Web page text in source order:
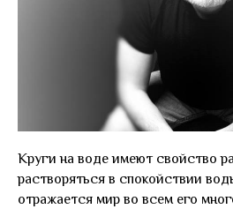
Круги на воде имеют свойство
растворяться в спокойствии
отражается мир во всем его